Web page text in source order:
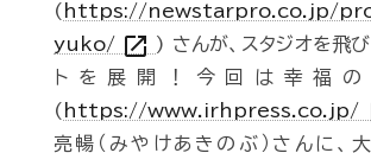
( https://newstarpro.co.jp/
yuko/ open_in_new ) さんが、スタジオを飛
トを展開！今回は幸福
( https://www.irhpress.co.jp/
亮暢（みやけあきのぶ）さんに、